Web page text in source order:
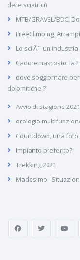
delle sciatrici)
MTB/GRAVEL/BDC.
Lo sci Ã¨
Cadore nascosto: la
dove soggiornare
dolomitiche ?
Avvio di stagione
orologio
Countdown, una
Impianto preferito?
Trekking 2021
Madesimo -